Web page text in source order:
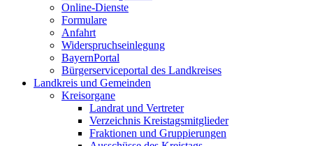
Online-Dienste
Formulare
Anfahrt
Widerspruchseinlegung
BayernPortal
Bürgerserviceportal des Landkreises
Landkreis und Gemeinden
Kreisorgane
Landrat und Vertreter
Verzeichnis Kreistagsmitglieder
Fraktionen und Gruppierungen